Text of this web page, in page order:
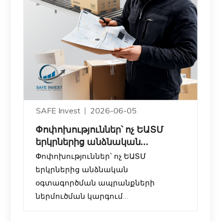
SAFE Invest 2026-06-05
Փոփոխություններ՝ ոչ ԵԱՏՄ
երկրներից անձնական
օգտագործման ապրանքների
ներ
Փոփոխություններ՝ ոչ ԵԱՏՄ
երկրներից անձնական
օգտագործման ապրանքների
ներմուծման կարգում